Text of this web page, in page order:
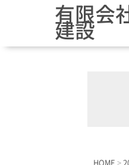
有限会
建設
HOME >